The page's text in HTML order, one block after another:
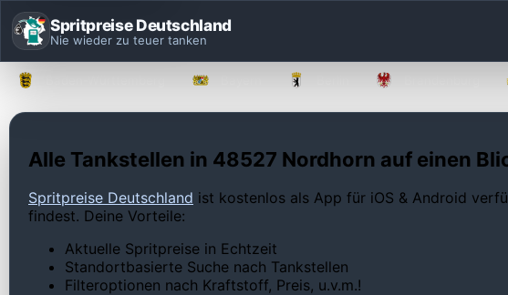
Spritpreise Deutschland
Nie wieder zu teuer tanken
Alle Tankstellen in 48527 Nordhorn auf einen
Spritpreise Deutschland ist kostenlos als App für iOS & Android
findest. Deine Vorteile:
Aktuelle Spritpreise in Echtzeit
Standortbasierte Suche nach Tankstellen
Filteroptionen nach Kraftstoff, Preis, u.v.m.!